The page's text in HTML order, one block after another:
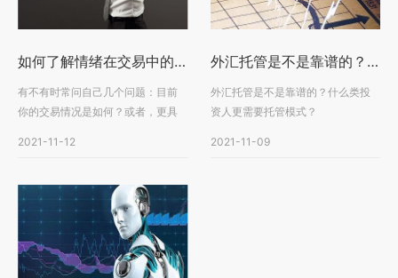
如何了解情绪在交易中的作用与影响
有不有时常问自己几个问题：目前
你的交易情况是如何？或者，更具
2021-11-12
外汇托管是不是靠谱的？什么类投资人更需要托管模式？
外汇托管是不是靠谱的？什么类投
资人更需要托管模式？
2021-11-09